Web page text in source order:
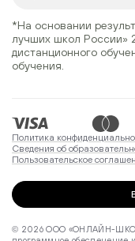
*На основании
лучших школ России»
дистанционного
обучения.
Политика
Сведения об
Пользовательское
© 2026 ООО «ОНЛАЙН-